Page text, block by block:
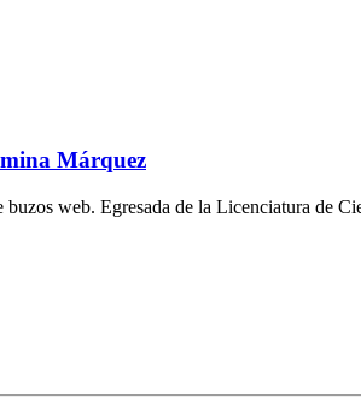
Márquez
buzos web. Egresada de la Licenciatura de